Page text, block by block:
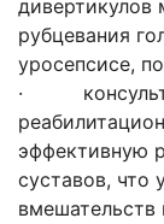
дивертикулов
рубцевания
уросепсисе,
·
эффективную
суставов, что
вмешательств